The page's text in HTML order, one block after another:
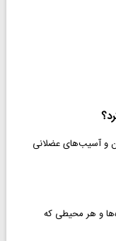
و آسیب‌های عضلانی
و هر محیطی که